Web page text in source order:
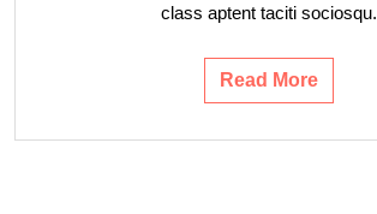
class aptent taciti sociosqu.
Read More